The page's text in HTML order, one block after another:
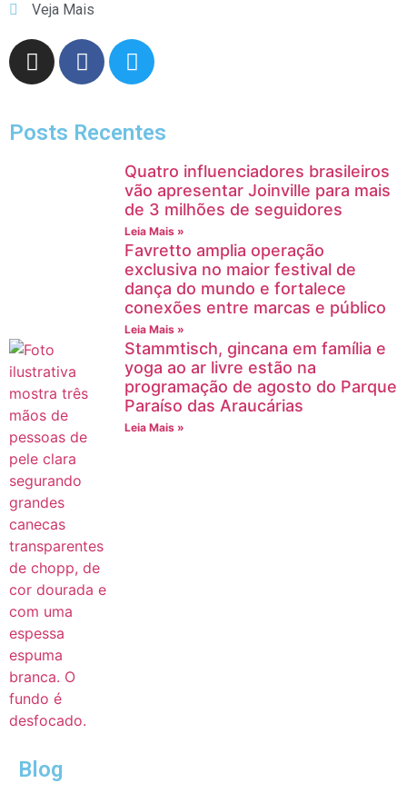
Veja Mais
Posts Recentes
Quatro influenciadores brasileiros
vão apresentar Joinville para mais
de 3 milhões de seguidores
Leia Mais »
Favretto amplia operação
exclusiva no maior festival de
dança do mundo e fortalece
conexões entre marcas e público
Leia Mais »
Stammtisch, gincana em família e
yoga ao ar livre estão na
programação de agosto do Parque
Paraíso das Araucárias
Leia Mais »
Blog